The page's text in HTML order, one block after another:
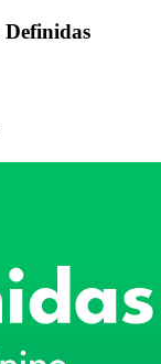
Definidas